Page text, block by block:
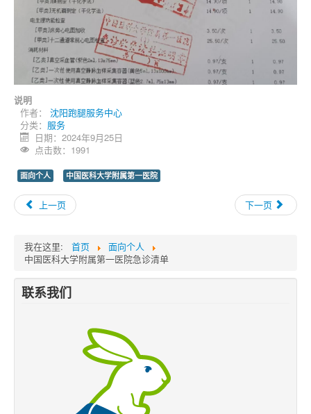
说明
作者： 沈阳跑腿服务中心
分类： 服务
日期：2024年9月25日
点击数：1991
面向个人 中国医科大学附属第一医院
上一页 下一页
我在这里: 首页
面向个人
中国医科大学附属第一医院急诊清单
联系我们